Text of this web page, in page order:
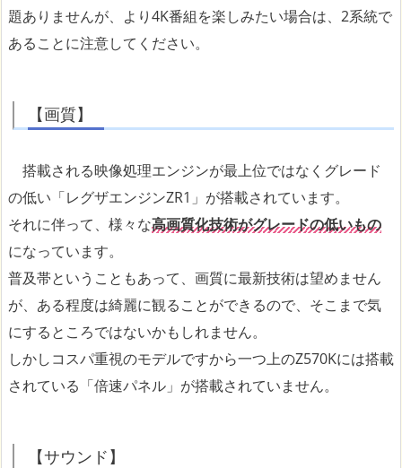
題ありませんが、より4K番組を楽しみたい場合は、2系統で
あることに注意してください。
【画質】
搭載される映像処理エンジンが最上位ではなくグレード
の低い「レグザエンジンZR1」が搭載されています。
それに伴って、様々な高画質化技術がグレードの低いもの
になっています。
普及帯ということもあって、画質に最新技術は望めません
が、ある程度は綺麗に観ることができるので、そこまで気
にするところではないかもしれません。
しかしコスパ重視のモデルですから一つ上のZ570Kには搭載
されている「倍速パネル」が搭載されていません。
【サウンド】